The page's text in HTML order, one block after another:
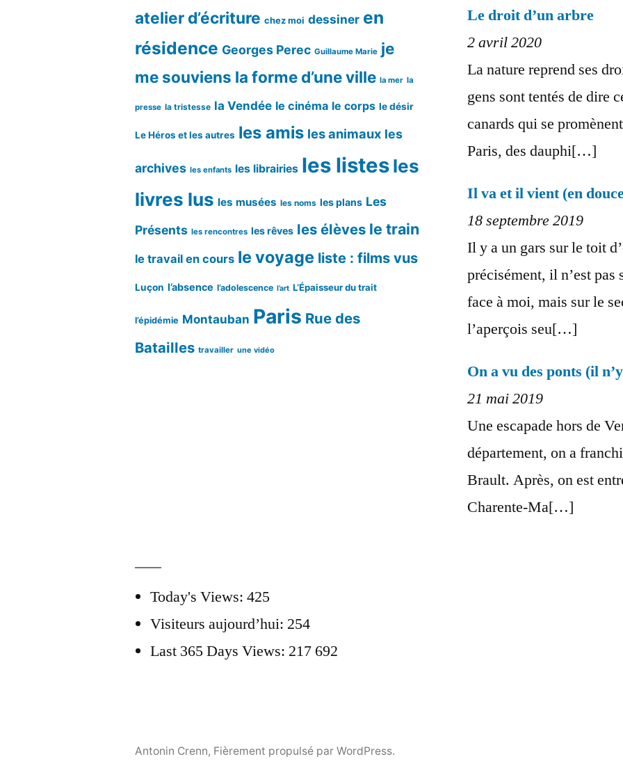
atelier d’écriture chez moi dessiner en
résidence Georges Perec Guillaume Marie je
me souviens la forme d’une ville la mer la
presse la tristesse la Vendée le cinéma le corps le désir
Le Héros et les autres les amis les animaux les
archives les enfants les librairies les listesles
livres lus les musées les noms les plans Les
Présents les rencontres les rêves les élèves le train
le travail en cours le voyage liste : films vus
Luçon l’absence l’adolescence l’art L’Épaisseur du trait
l’épidémie Montauban Paris Rue des
Batailles travailler une vidéo
Le droit d’un arbre
2 avril 2020
La nature reprend ses
gens sont tentés de dire
canards qui se
Paris, des dauphi[…]
Il va et il vient (en
18 septembre 2019
Il y a un gars sur le toit
précisément, il n’est
face à moi, mais sur le
l’aperçois seu[…]
On a vu des ponts (il
21 mai 2019
Une escapade hors de
département, on a
Brault. Après, on est
Charente-Ma[…]
Today's Views:425
Visiteurs aujourd’hui: 254
Last 365 Days Views: 217 692
Antonin Crenn, Fièrement propulsé par WordPress.